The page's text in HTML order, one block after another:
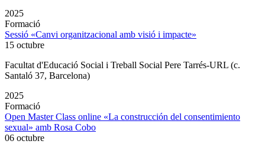
2025
Formació
Sessió «Canvi organitzacional amb visió i impacte»
15 octubre
Facultat d'Educació Social i Treball Social Pere Tarrés-URL (c.
Santaló 37, Barcelona)
2025
Formació
Open Master Class online «La construcción del consentimiento
sexual» amb Rosa Cobo
06 octubre